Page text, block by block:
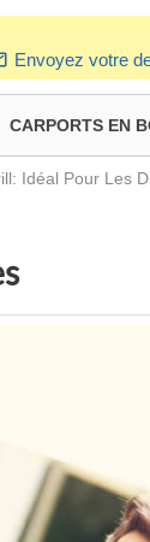
Envoyez votre
CARPORTS EN
Idéal Pour Les